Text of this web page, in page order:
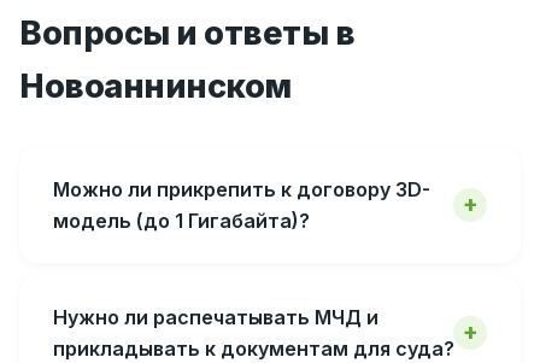
Вопросы и ответы в
Новоаннинском
Можно ли прикрепить к договору 3D-
модель (до 1 Гигабайта)?
Нужно ли распечатывать МЧД и
прикладывать к документам для суда?